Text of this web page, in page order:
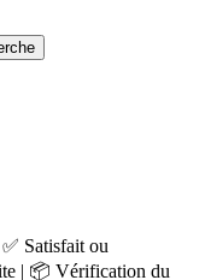
Satisfait ou
| 📦 Vérification du